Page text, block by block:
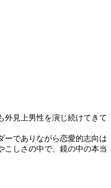
外見上男性を演じ続けてきて
ーでありながら恋愛的志向は
こしさの中で、鏡の中の本当